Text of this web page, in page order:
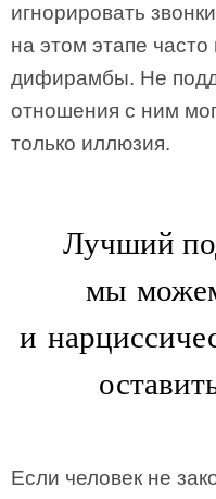
игнорировать
на этом этапе часто
дифирамбы. Не
отношения с ним
только иллюзия.
Лучший
мы
и
Если человек не